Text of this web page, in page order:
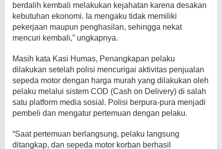
berdalih kembali melakukan kejahatan karena desakan
kebutuhan ekonomi. Ia mengaku tidak memiliki
pekerjaan maupun penghasilan, sehingga nekat
mencuri kembali,” ungkapnya.
Masih kata Kasi Humas, Penangkapan pelaku
dilakukan setelah polisi mencurigai aktivitas penjualan
sepeda motor dengan harga murah yang dilakukan oleh
pelaku melalui sistem COD (Cash on Delivery) di salah
satu platform media sosial. Polisi berpura-pura menjadi
pembeli dan mengatur pertemuan dengan pelaku.
“Saat pertemuan berlangsung, pelaku langsung
ditangkap, dan sepeda motor korban berhasil